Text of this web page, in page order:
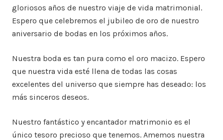
gloriosos años de nuestro viaje de vida matrimonial.
Espero que celebremos el jubileo de oro de nuestro
aniversario de bodas en los próximos años.
Nuestra boda es tan pura como el oro macizo. Espero
que nuestra vida esté llena de todas las cosas
excelentes del universo que siempre has deseado: los
más sinceros deseos.
Nuestro fantástico y encantador matrimonio es el
único tesoro precioso que tenemos. Amemos nuestra